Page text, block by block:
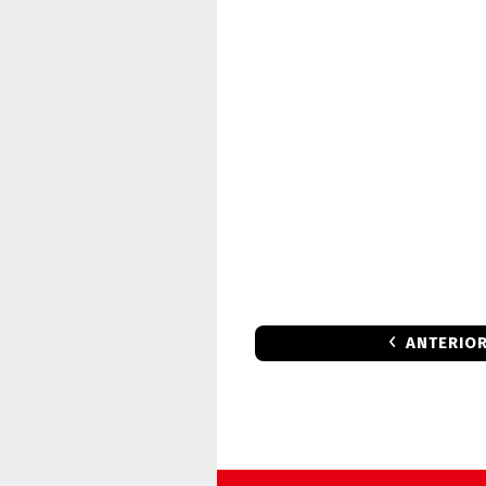
ANTERIOR